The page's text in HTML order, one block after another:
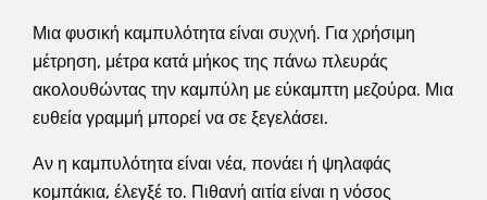
Μια φυσική καμπυλότητα είναι συχνή. Για χρήσιμη
μέτρηση, μέτρα κατά μήκος της πάνω πλευράς
ακολουθώντας την καμπύλη με εύκαμπτη μεζούρα. Μια
ευθεία γραμμή μπορεί να σε ξεγελάσει.
Αν η καμπυλότητα είναι νέα, πονάει ή ψηλαφάς
κομπάκια, έλεγξέ το. Πιθανή αιτία είναι η νόσος